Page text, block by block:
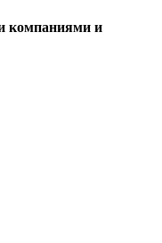
компаниями и